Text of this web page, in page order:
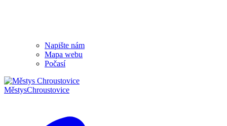
Napište nám
Mapa webu
Počasí
MěstysChroustovice